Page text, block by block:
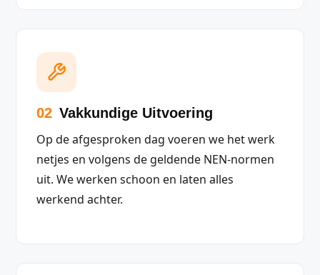
02 Vakkundige Uitvoering
Op de afgesproken dag voeren we het werk
netjes en volgens de geldende NEN-normen
uit. We werken schoon en laten alles
werkend achter.